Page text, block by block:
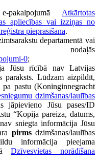
Atkārtotas
apliecības vai izziņas no
pieprasīšana.
departamentā vai
nodaļās
0;
Jūsu rīcībā nav Latvijas
paraksts. Lūdzam aizpildīt,
pastu (Koninginnegracht
dzimšanas/laulības
jāpievieno Jūsu pases/ID
“Kopija pareiza, datums,
sniegta informācija Jūsu
pirmsdzimšanas/laulības
informācija pieejama
Dzīvesvietas norādīšana